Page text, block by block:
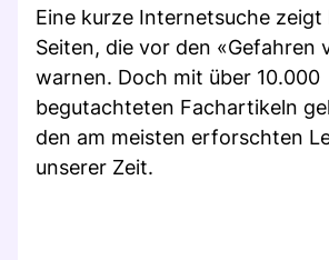
Eine kurze Internetsuche
Seiten, die vor den «Gefahren
warnen. Doch mit über 10.000
begutachteten Fachartikeln
den am meisten erforschten
unserer Zeit.